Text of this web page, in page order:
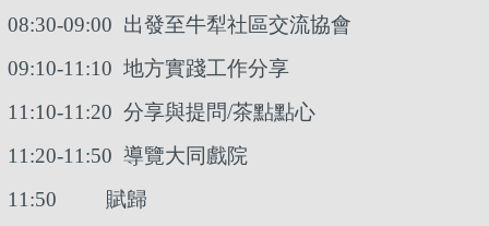
08:30-09:00 出發至牛犁社區交流協會
09:10-11:10 地方實踐工作分享
11:10-11:20 分享與提問/茶點點心
11:20-11:50 導覽大同戲院
11:50 賦歸